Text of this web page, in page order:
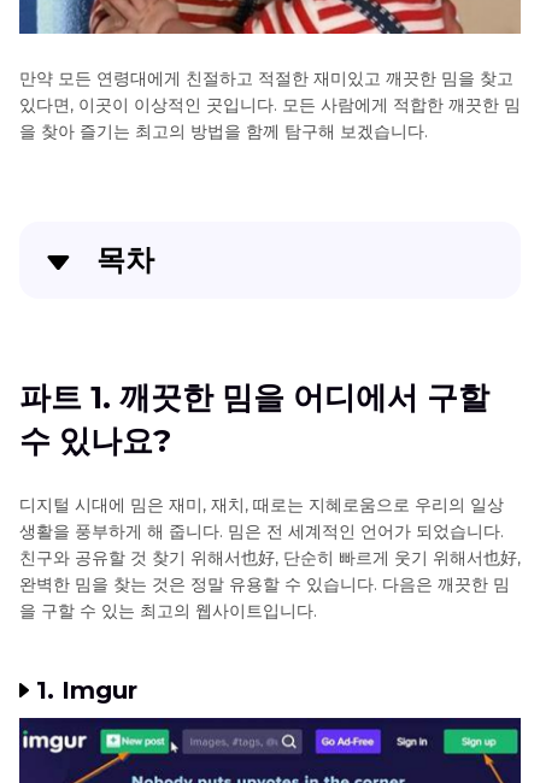
만약 모든 연령대에게 친절하고 적절한 재미있고 깨끗한 밈을 찾고
있다면, 이곳이 이상적인 곳입니다. 모든 사람에게 적합한 깨끗한 밈
을 찾아 즐기는 최고의 방법을 함께 탐구해 보겠습니다.
목차
파트 2. 밈을 4K로 정리하는 방법
파트 3. 재미있고 깨끗한 밈에 대한 FAQs
파트 1. 깨끗한 밈을 어디에서 구할
수 있나요?
디지털 시대에 밈은 재미, 재치, 때로는 지혜로움으로 우리의 일상
생활을 풍부하게 해 줍니다. 밈은 전 세계적인 언어가 되었습니다.
친구와 공유할 것 찾기 위해서也好, 단순히 빠르게 웃기 위해서也好,
완벽한 밈을 찾는 것은 정말 유용할 수 있습니다. 다음은 깨끗한 밈
을 구할 수 있는 최고의 웹사이트입니다.
1. Imgur